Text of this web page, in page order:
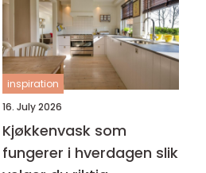
inspiration
16. July 2026
Kjøkkenvask som
fungerer i hverdagen slik